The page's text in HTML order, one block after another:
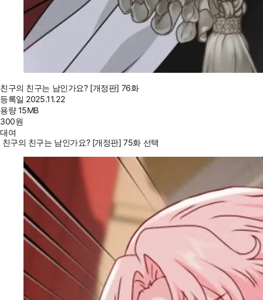
친구의 친구는 남인가요? [개정판] 76화
등록일 2025.11.22
용량15MB
300원
대여
친구의 친구는 남인가요? [개정판] 75화 선택